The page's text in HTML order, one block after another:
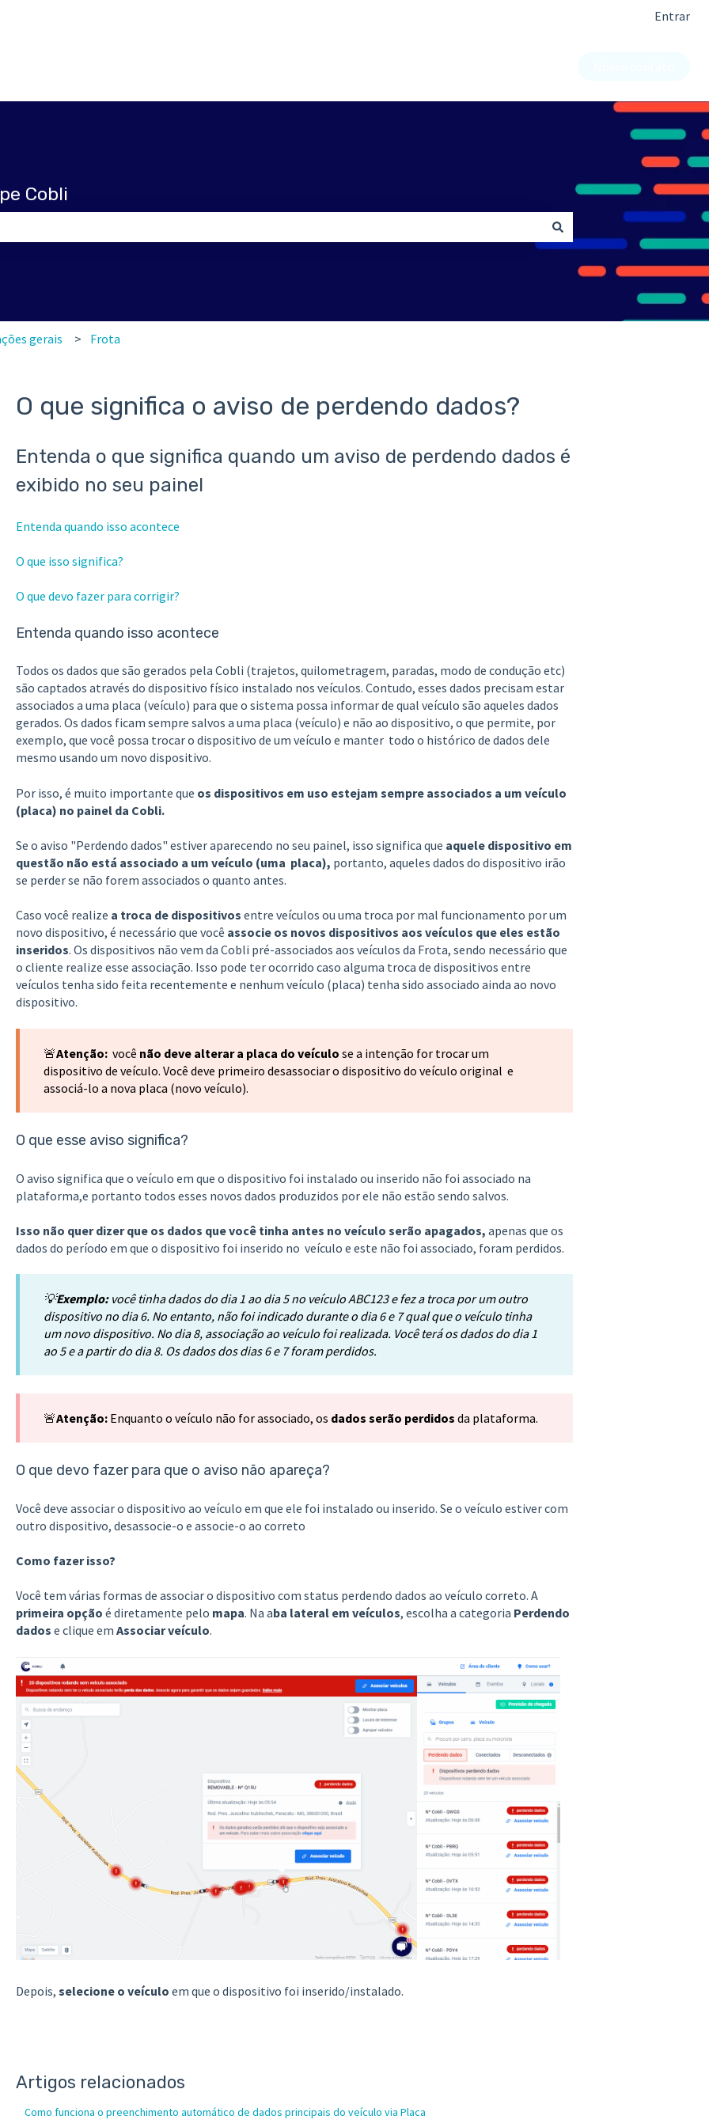
Entrar
Cobli
gerais Frota
O que significa o aviso de perdendo dados?
Entenda o que significa quando um aviso de perdendo dados é
exibido no seu painel
Entenda quando isso acontece
O que isso significa?
O que devo fazer para corrigir?
Entenda quando isso acontece
Todos os dados que são gerados pela Cobli (trajetos, quilometragem, paradas, modo de condução etc)
são captados através do dispositivo físico instalado nos veículos. Contudo, esses dados precisam estar
associados a uma placa (veículo) para que o sistema possa informar de qual veículo são aqueles dados
gerados. Os dados ficam sempre salvos a uma placa (veículo) e não ao dispositivo, o que permite, por
exemplo, que você possa trocar o dispositivo de um veículo e manter todo o histórico de dados dele
mesmo usando um novo dispositivo.
Por isso, é muito importante que os dispositivos em uso estejam sempre associados a um veículo
(placa) no painel da Cobli.
Se o aviso "Perdendo dados" estiver aparecendo no seu painel, isso significa que aquele dispositivo em
questão não está associado a um veículo (uma placa), portanto, aqueles dados do dispositivo irão
se perder se não forem associados o quanto antes.
Caso você realize a troca de dispositivos entre veículos ou uma troca por mal funcionamento por um
novo dispositivo, é necessário que você associe os novos dispositivos aos veículos que eles estão
inseridos. Os dispositivos não vem da Cobli pré-associados aos veículos da Frota, sendo necessário que
o cliente realize esse associação. Isso pode ter ocorrido caso alguma troca de dispositivos entre
veículos tenha sido feita recentemente e nenhum veículo (placa) tenha sido associado ainda ao novo
dispositivo.
🚨Atenção: você não deve alterar a placa do veículo se a intenção for trocar um
dispositivo de veículo. Você deve primeiro desassociar o dispositivo do veículo original e
associá-lo a nova placa (novo veículo).
O que esse aviso significa?
O aviso significa que o veículo em que o dispositivo foi instalado ou inserido não foi associado na
plataforma,e portanto todos esses novos dados produzidos por ele não estão sendo salvos.
Isso não quer dizer que os dados que você tinha antes no veículo serão apagados, apenas que os
dados do período em que o dispositivo foi inserido no veículo e este não foi associado, foram perdidos.
💡Exemplo: você tinha dados do dia 1 ao dia 5 no veículo ABC123 e fez a troca por um outro
dispositivo no dia 6. No entanto, não foi indicado durante o dia 6 e 7 qual que o veículo tinha
um novo dispositivo. No dia 8, associação ao veículo foi realizada. Você terá os dados do dia 1
ao 5 e a partir do dia 8. Os dados dos dias 6 e 7 foram perdidos.
🚨Atenção:Enquanto o veículo não for associado, os dados serão perdidos da plataforma.
O que devo fazer para que o aviso não apareça?
Você deve associar o dispositivo ao veículo em que ele foi instalado ou inserido. Se o veículo estiver com
outro dispositivo, desassocie-o e associe-o ao correto
Como fazer isso?
Você tem várias formas de associar o dispositivo com status perdendo dados ao veículo correto. A
primeira opção é diretamente pelo mapa. Na aba lateral em veículos, escolha a categoria Perdendo
dados e clique em Associar veículo.
Depois, selecione o veículo em que o dispositivo foi inserido/instalado.
Artigos relacionados
Como funciona o preenchimento automático de dados principais do veículo via Placa